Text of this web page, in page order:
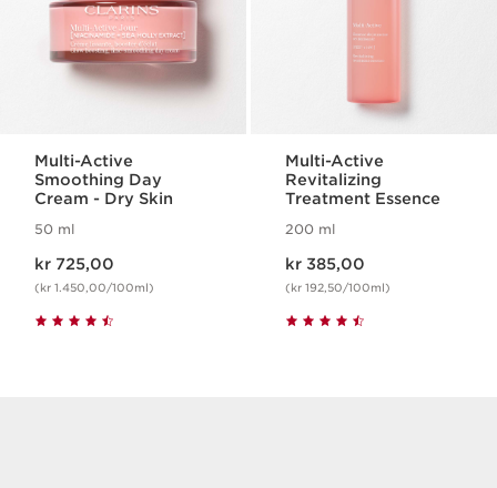
Multi-Active
Smoothing Day
Cream - Dry Skin
50 ml
kr 725,00
(kr 1.450,00/100ml)
Multi-Active
Revitalizing
Treatment Essence
200 ml
kr 385,00
(kr 192,50/100ml)